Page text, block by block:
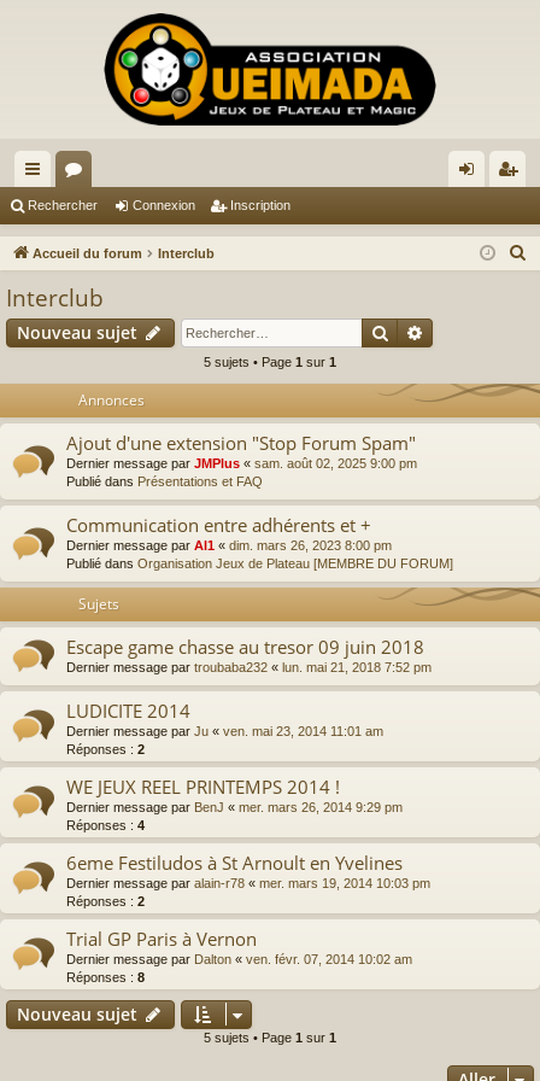
ac
co
s
or
u ne cri
Rechercher Connexion Inscription
Accueil du forum Interclub
r
Interclub
Nouveau sujet Rechercher
5 sujets • Page 1 sur 1
Annonces
Ajout d'une extension "Stop Forum Spam"
Dernier message par JMPlus « sam. août 02, 2025 9:00 pm
Publié dans Présentations et FAQ
Communication entre adhérents et +
Dernier message par Al1 « dim. mars 26, 2023 8:00 pm
Publié dans Organisation Jeux de Plateau [MEMBRE DU FORUM]
Sujets
Escape game chasse au tresor 09 juin 2018
Dernier message par troubaba232 « lun. mai 21, 2018 7:52 pm
LUDICITE 2014
Dernier message par Ju « ven. mai 23, 2014 11:01 am
Réponses : 2
WE JEUX REEL PRINTEMPS 2014 !
Dernier message par BenJ « mer. mars 26, 2014 9:29 pm
Réponses : 4
6eme Festiludos à St Arnoult en Yvelines
Dernier message par alain-r78 « mer. mars 19, 2014 10:03 pm
Réponses : 2
Trial GP Paris à Vernon
Dernier message par Dalton « ven. févr. 07, 2014 10:02 am
Réponses : 8
Nouveau sujet
5 sujets • Page 1 sur 1